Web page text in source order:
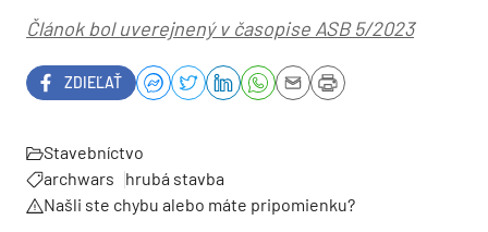
Článok bol uverejnený v časopise ASB 5/2023
ZDIEĽAŤ
Stavebníctvo
archwars
hrubá stavba
Našli ste chybu alebo máte pripomienku?